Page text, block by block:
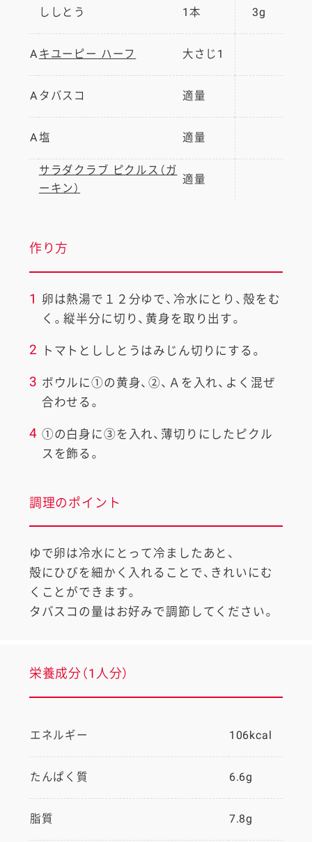
ししとう 1本 3g
A キユーピー ハーフ 大さじ1
A タバスコ 適量
A塩 適量
サラダクラブ ピクルス（ガ
ーキン）
適量
作り方
1 卵は熱湯で１２分ゆで、冷水にとり、殻をむ
く。縦半分に切り、黄身を取り出す。
2 トマトとししとうはみじん切りにする。
3 ボウルに①の黄身、②、Ａを入れ、よく混ぜ
合わせる。
4 ①の白身に③を入れ、薄切りにしたピクル
スを飾る。
調理のポイント
ゆで卵は冷水にとって冷ましたあと、
殻にひびを細かく入れることで、きれいにむ
くことができます。
タバスコの量はお好みで調節してください。
栄養成分（1人分）
エネルギー 106kcal
たんぱく質 6.6g
脂質 7.8g